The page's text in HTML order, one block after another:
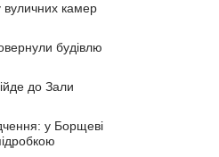
вуличних камер
будівлю
до Зали
у Борщеві